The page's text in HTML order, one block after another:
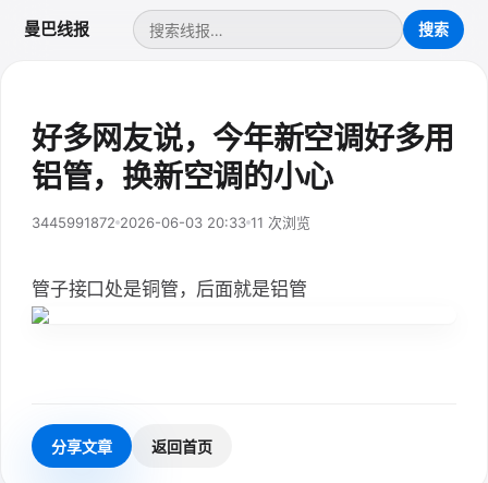
曼巴线报
好多网友说，今年新空调好多用
铝管，换新空调的小心
3445991872 2026-06-03 20:33 11 次浏览
管子接口处是铜管，后面就是铝管
分享文章 返回首页